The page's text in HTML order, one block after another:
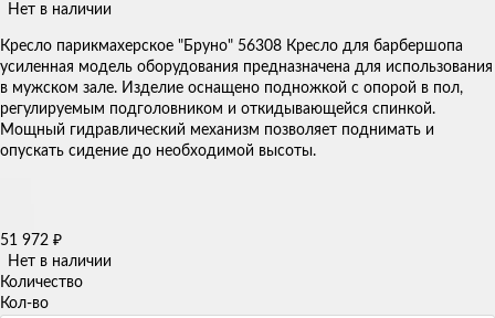
Нет в наличии
Кресло парикмахерское "Бруно" 56308 Кресло для барбершопа
усиленная модель оборудования предназначена для использования
в мужском зале. Изделие оснащено подножкой с опорой в пол,
регулируемым подголовником и откидывающейся спинкой.
Мощный гидравлический механизм позволяет поднимать и
опускать сидение до необходимой высоты.
51 972 ₽
Нет в наличии
Количество
Кол-во